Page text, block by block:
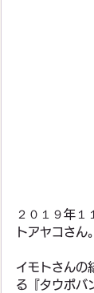
２０１９年１
トアヤコさん。
イモトさんの
る『タウポバ